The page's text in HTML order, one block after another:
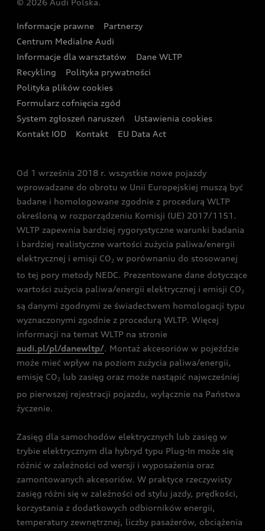
Wyszukaj najbliższego Partnera Audi
Oferta dla przedsiębiorców
Oferta dla klientów prywatnych
Kalkulator rat
Ubezpieczenie
Audi exclusive
Zasięg
Gwarancja
Akcje serwisowe Audi
Katalog online akcesoriów
Audi i Muzeum Sztuki Nowoczesnej w Warszawie
Audi driving experience
Audi quattro Cup
Audi i Puchar Świata w Skokach Narciarskich w
Zakopanem
© 2026 Audi Polska.
Informacje prawne
Partnerzy
Centrum Medialne Audi
Informacje dla warsztatów
Dane WLTP
Recykling
Polityka prywatności
Polityka plików cookies
Formularz cofnięcia zgód
System zgłoszeń naruszeń
Ustawienia cookies
Kontakt IOD
Kontakt EU Data Act
Od 1 września 2018 r. wszystkie nowe pojazdy
wprowadzane do obrotu w Unii Europejskiej muszą być
badane i homologowane zgodnie z procedurą WLTP
określoną w rozporządzeniu Komisji (UE) 2017/1151.
WLTP zapewnia bardziej rygorystyczne warunki badania
i bardziej realistyczne wartości zużycia paliwa/energii
elektrycznej i emisji CO2 w porównaniu do stosowanej
to tej pory metody NEDC. Prezentowane dane dotyczące
wartości zużycia paliwa/energii elektrycznej i emisji CO2
są danymi zgodnymi ze świadectwem homologacji typu
wyznaczonymi zgodnie z procedurą WLTP. Więcej
informacji na temat WLTP na stronie
audi.pl/pl/danewltp/. Montaż akcesoriów w pojeździe
może mieć wpływ na poziom zużycia paliwa/energii,
emisję CO2 lub zasięg oraz może nastąpić najwcześniej
po pierwszej rejestracji pojazdu, wyłącznie na Państwa
życzenie.
Zasięg dla samochodów elektrycznych lub zasięg w
trybie elektrycznym dla hybryd typu Plug-In może się
różnić w zależności od wersji i wyposażenia oraz
zamontowanych akcesoriów. W praktyce rzeczywisty
zasięg różni się w zależności od stylu jazdy, prędkości,
korzystania z dodatkowych odbiorników energii,
temperatury zewnętrznej, liczby pasażerów, obciążenia